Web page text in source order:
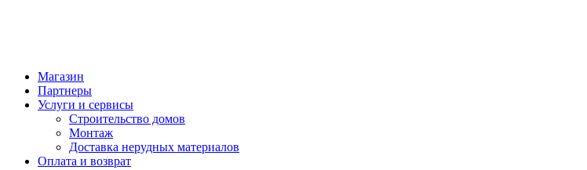
Магазин
Партнеры
Услуги и сервисы
Строительство домов
Монтаж
Доставка нерудных материалов
Оплата и возврат